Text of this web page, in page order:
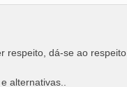
dá-se ao respeito..
alternativas..